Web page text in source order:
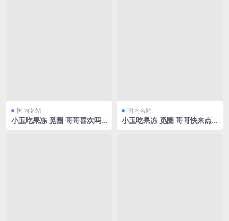
国内名站
小玉吃果冻 觅圈 哥哥喜欢吗
国内名站
小玉吃果冻 觅圈 哥哥快来点